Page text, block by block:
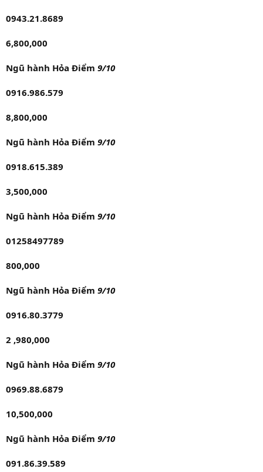
0943.21.8689
6,800,000
Ngũ hành Hỏa Điểm 9/10
0916.986.579
8,800,000
Ngũ hành Hỏa Điểm 9/10
0918.615.389
3,500,000
Ngũ hành Hỏa Điểm 9/10
01258497789
800,000
Ngũ hành Hỏa Điểm 9/10
0916.80.3779
2 ,980,000
Ngũ hành Hỏa Điểm 9/10
0969.88.6879
10,500,000
Ngũ hành Hỏa Điểm 9/10
091.86.39.589